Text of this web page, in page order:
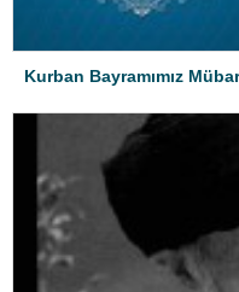
Kurban Bayramımız